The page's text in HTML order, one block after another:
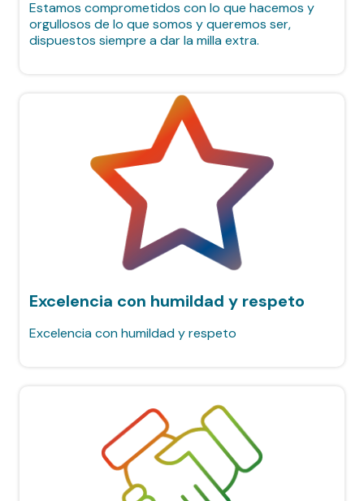
Estamos comprometidos con lo que hacemos y
orgullosos de lo que somos y queremos ser,
dispuestos siempre a dar la milla extra.
Excelencia con humildad y respeto
Excelencia con humildad y respeto